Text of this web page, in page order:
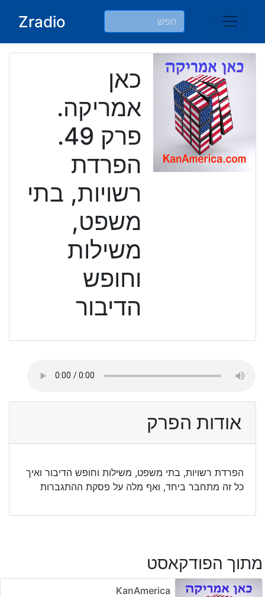
Zradio
כאן
אמריקה.
פרק 49.
הפרדת
רשויות, בתי
משפט,
משילות
וחופש
הדיבור
אודות הפרק
הפרדת רשויות, בתי משפט, משילות וחופש הדיבור ואיך
כל זה מתחבר ביחד, ואף מלה על פסקת ההתגברות
מתוך הפודקאסט
KanAmerica